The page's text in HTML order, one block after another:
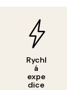
Rychl
á
expe
dice